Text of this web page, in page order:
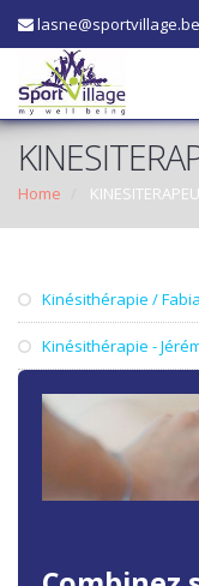
lasne@sportvillage.be
Home
Kinésithérapie /
Kinésithérapie -